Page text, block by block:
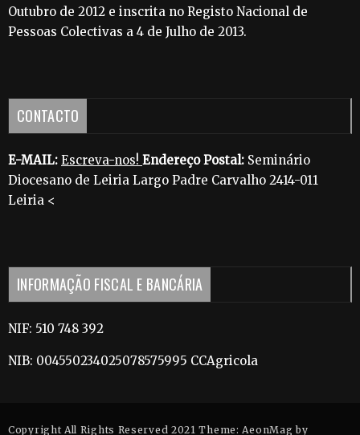
Outubro de 2012 e inscrita no Registo Nacional de
Pessoas Colectivas a 4 de Julho de 2013.
CONTACTO
E-MAIL: Escreva-nos! Endereço Postal: Seminário
Diocesano de Leiria Largo Padre Carvalho 2414-011
Leiria <
INFORMAÇÃO FISCAL E BANCÁRIA
NIF: 510 748 392
NIB: 004550234025078575995 CCAgricola
Copyright All Rights Reserved 2021 Theme: AeonMag by